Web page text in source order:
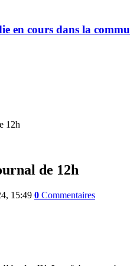
en cours dans la
12h
de 12h
15:49 0 Commentaires